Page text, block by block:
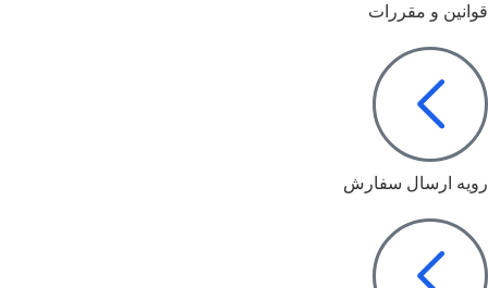
قوانین و مقررات
رویه ارسال سفارش